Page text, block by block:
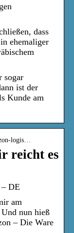
dass
ehemaliger
sogar
ist der
Kunde am
logis…
reicht es
DE
am
nun hieß
– Die Ware